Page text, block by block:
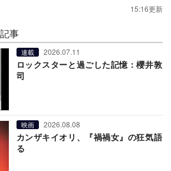
15:16更新
事
連載 2026.07.11
ロックスターと過ごした記憶：櫻井敦
司
映画 2026.08.08
カンザキイオリ、『禍禍女』の狂気語
る